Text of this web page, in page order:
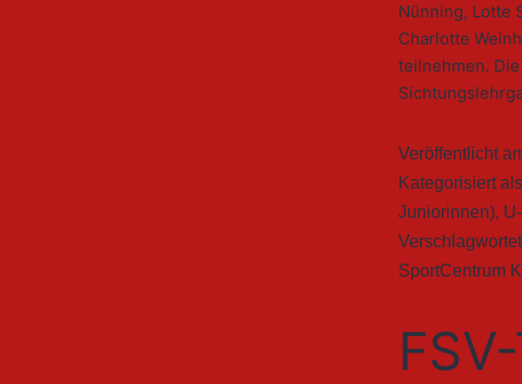
Nünning, Lotte
Charlotte
teilnehmen.
Veröffentlicht
Kategorisiert als
Juniorinnen),
SportCentrum